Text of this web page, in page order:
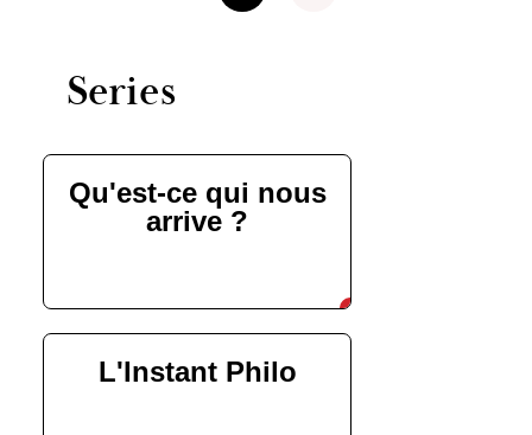
Series
Qu'est-ce qui nous
arrive ?
L'Instant Philo